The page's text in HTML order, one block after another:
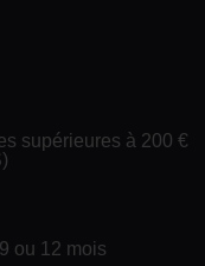
supérieures à 200 €
ou 12 mois